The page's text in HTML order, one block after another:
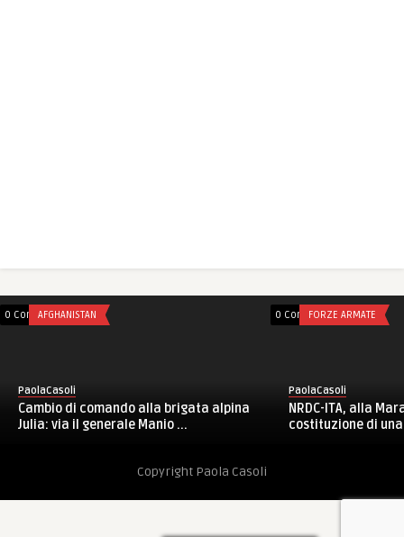
0 CommentsAFGHANISTAN
PaolaCasoli
Cambio di comando alla brigata alpina
Julia: via il generale Manio ...
0 CommentsFORZE ARMATE
PaolaCasoli
NRDC-ITA, alla
costituzione di
Copyright Paola Casoli